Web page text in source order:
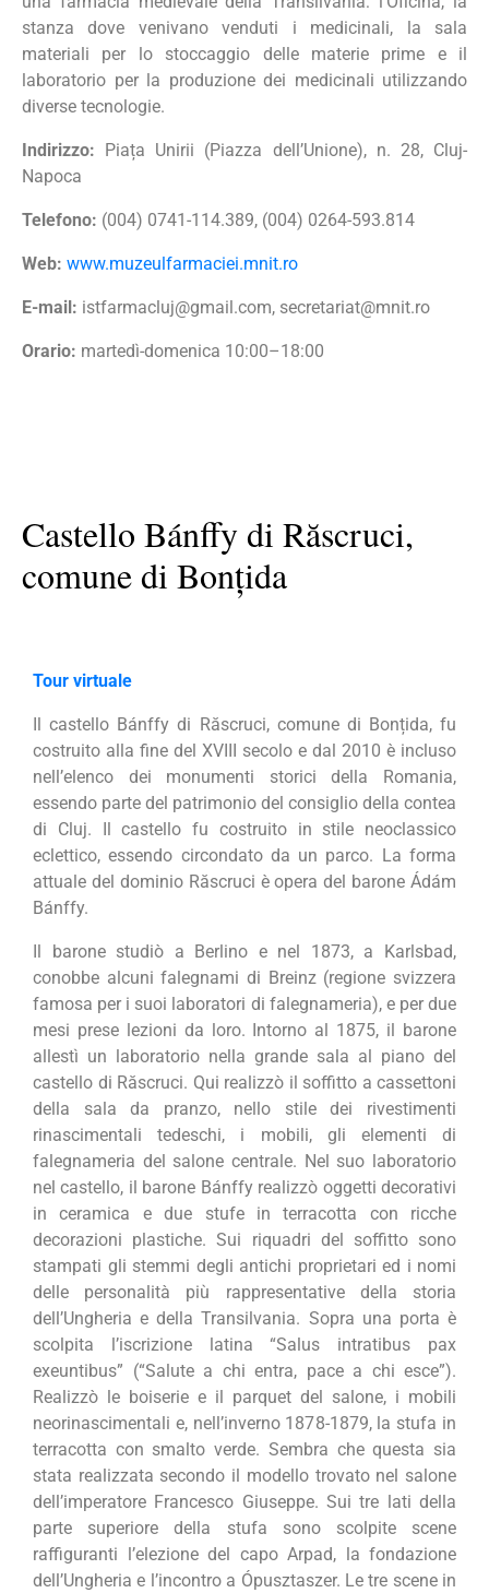
stanza dove venivano venduti i medicinali, la sala
materiali per lo stoccaggio delle materie prime e il
laboratorio per la produzione dei medicinali utilizzando
diverse tecnologie.
Indirizzo: Piața Unirii (Piazza dell’Unione), n. 28, Cluj-
Napoca
Telefono: (004) 0741-114.389, (004) 0264-593.814
Web: www.muzeulfarmaciei.mnit.ro
E-mail: istfarmacluj@gmail.com, secretariat@mnit.ro
Orario: martedì-domenica 10:00–18:00
Castello Bánffy di Răscruci,
comune di Bonțida
Tour virtuale
Il castello Bánffy di Răscruci, comune di Bonțida, fu
costruito alla fine del XVIII secolo e dal 2010 è incluso
nell’elenco dei monumenti storici della Romania,
essendo parte del patrimonio del consiglio della contea
di Cluj. Il castello fu costruito in stile neoclassico
eclettico, essendo circondato da un parco. La forma
attuale del dominio Răscruci è opera del barone Ádám
Bánffy.
Il barone studiò a Berlino e nel 1873, a Karlsbad,
conobbe alcuni falegnami di Breinz (regione svizzera
famosa per i suoi laboratori di falegnameria), e per due
mesi prese lezioni da loro. Intorno al 1875, il barone
allestì un laboratorio nella grande sala al piano del
castello di Răscruci. Qui realizzò il soffitto a cassettoni
della sala da pranzo, nello stile dei rivestimenti
rinascimentali tedeschi, i mobili, gli elementi di
falegnameria del salone centrale. Nel suo laboratorio
nel castello, il barone Bánffy realizzò oggetti decorativi
in ​​ceramica e due stufe in terracotta con ricche
decorazioni plastiche. Sui riquadri del soffitto sono
stampati gli stemmi degli antichi proprietari ed i nomi
delle personalità più rappresentative della storia
dell’Ungheria e della Transilvania. Sopra una porta è
scolpita l’iscrizione latina “Salus intratibus pax
exeuntibus” (“Salute a chi entra, pace a chi esce”).
Realizzò le boiserie e il parquet del salone, i mobili
neorinascimentali e, nell’inverno 1878-1879, la stufa in
terracotta con smalto verde. Sembra che questa sia
stata realizzata secondo il modello trovato nel salone
dell’imperatore Francesco Giuseppe. Sui tre lati della
parte superiore della stufa sono scolpite scene
raffiguranti l’elezione del capo Arpad, la fondazione
dell’Ungheria e l’incontro a Ópusztaszer. Le tre scene in